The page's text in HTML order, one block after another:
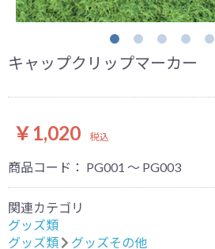
キャップクリップマーカー
￥1,020 税込
商品コード： PG001 ～ PG003
関連カテゴリ
グッズ類
グッズ類
グッズその他